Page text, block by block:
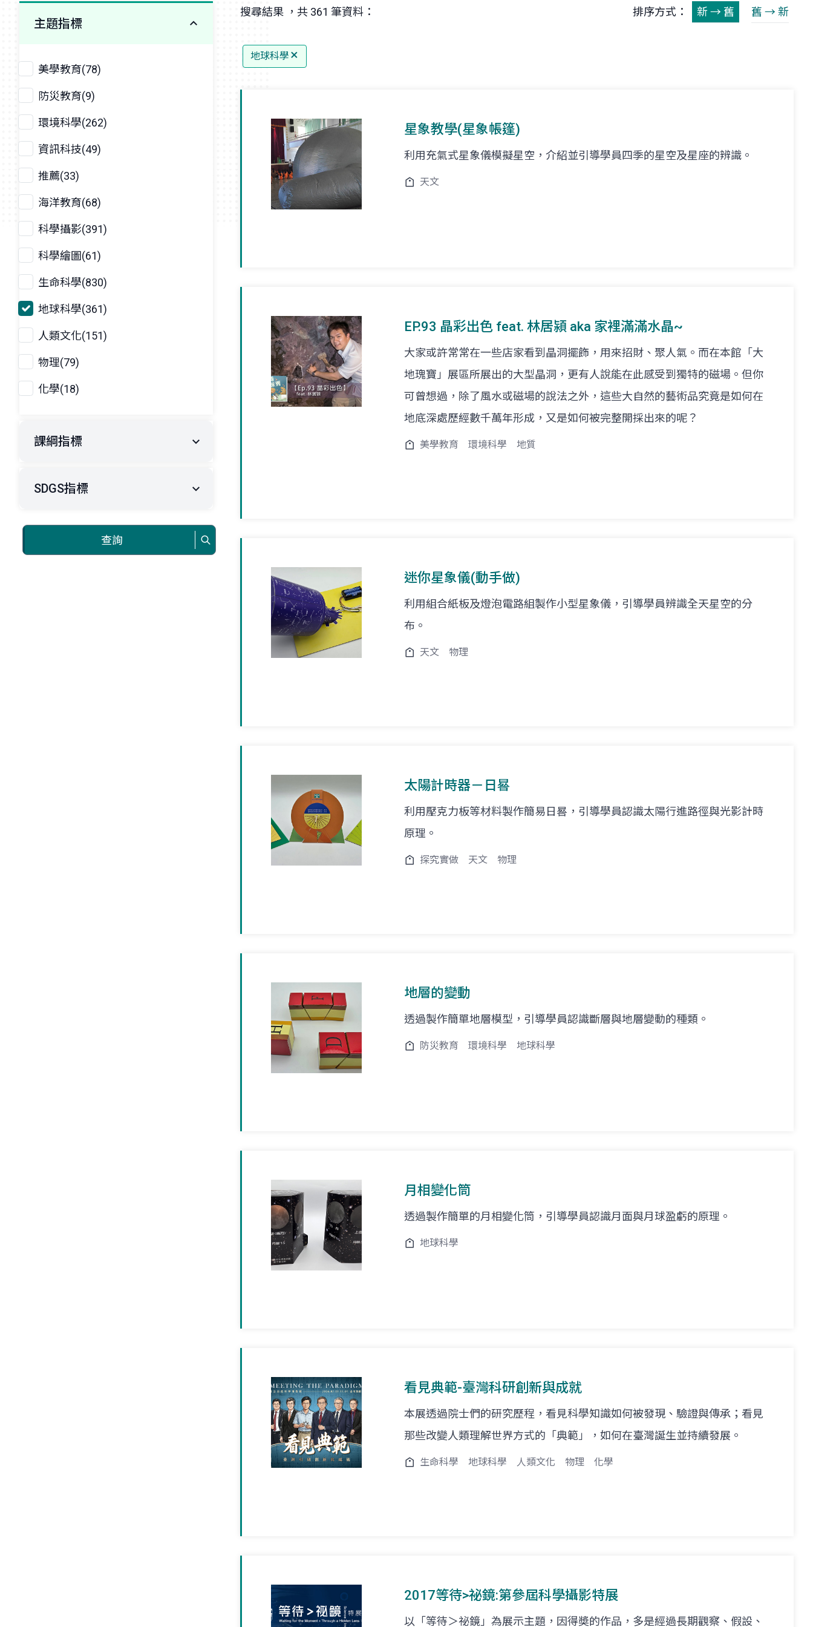
主題指標
美學教育(78)
防災教育(9)
環境科學(262)
資訊科技(49)
推薦(33)
海洋教育(68)
科學攝影(391)
科學繪圖(61)
生命科學(830)
地球科學(361)
人類文化(151)
物理(79)
化學(18)
課綱指標
SDGS指標
查詢
搜尋結果 ，共 361 筆資料： 排序方式： 新 → 舊 舊 → 新
地球科學
星象教學(星象帳篷)
利用充氣式星象儀模擬星空，介紹並引導學員四季的星空及星座的辨識。
天文
EP.93 晶彩出色 feat. 林居潁 aka 家裡滿滿水晶~
大家或許常常在一些店家看到晶洞擺飾，用來招財、聚人氣。而在本館「大
地瑰寶」展區所展出的大型晶洞，更有人說能在此感受到獨特的磁場。但你
可曾想過，除了風水或磁場的說法之外，這些大自然的藝術品究竟是如何在
地底深處歷經數千萬年形成，又是如何被完整開採出來的呢？
美學教育 環境科學 地質
迷你星象儀(動手做)
利用組合紙板及燈泡電路組製作小型星象儀，引導學員辨識全天星空的分
布。
天文 物理
太陽計時器－日晷
利用壓克力板等材料製作簡易日晷，引導學員認識太陽行進路徑與光影計時
原理。
探究實做 天文 物理
地層的變動
透過製作簡單地層模型，引導學員認識斷層與地層變動的種類。
防災教育 環境科學 地球科學
月相變化筒
透過製作簡單的月相變化筒，引導學員認識月面與月球盈虧的原理。
地球科學
看見典範-臺灣科研創新與成就
本展透過院士們的研究歷程，看見科學知識如何被發現、驗證與傳承；看見
那些改變人類理解世界方式的「典範」，如何在臺灣誕生並持續發展。
生命科學 地球科學 人類文化 物理 化學
2017等待>祕鏡:第參屆科學攝影特展
以「等待＞祕鏡」為展示主題，因得奬的作品，多是經過長期觀察、假設、